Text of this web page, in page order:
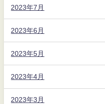
2023年7月
2023年6月
2023年5月
2023年4月
2023年3月